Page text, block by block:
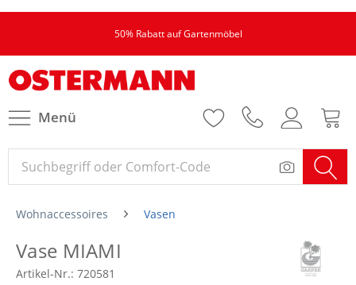
50% Rabatt auf Gartenmöbel
Menü
Wohnaccessoires Vasen
Vase MIAMI
Artikel-Nr.: 720581